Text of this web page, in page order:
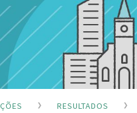
RESULTADOS